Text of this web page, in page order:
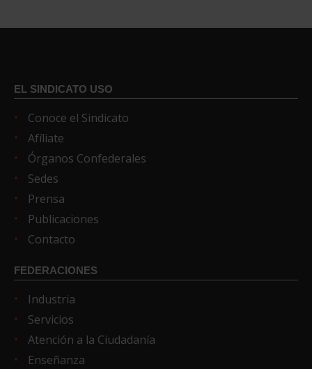
EL SINDICATO USO
Conoce el Sindicato
Afíliate
Órganos Confederales
Sedes
Prensa
Publicaciones
Contacto
FEDERACIONES
Industria
Servicios
Atención a la Ciudadanía
Enseñanza